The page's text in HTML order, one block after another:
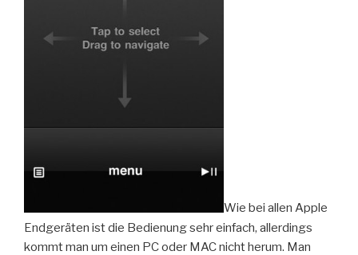
Wie bei allen Apple
Endgeräten ist die Bedienung sehr einfach, allerdings
kommt man um einen PC oder MAC nicht herum. Man